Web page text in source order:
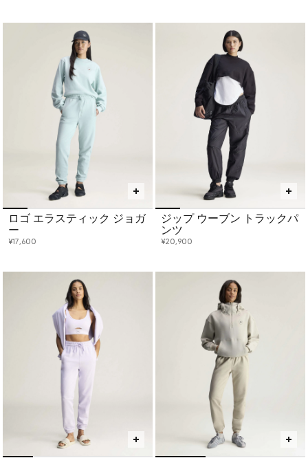
ロゴ エラスティック ジョガ
ー
¥17,600
ジップ ウーブン トラックパ
ンツ
¥20,900